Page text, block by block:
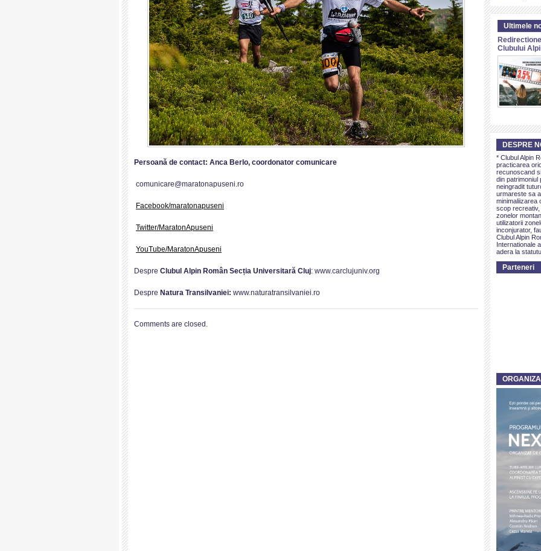
Persoană de contact: Anca Berlo, coordonator comunicare
comunicare@maratonapuseni.ro
Facebook/maratonapuseni
Twitter/MaratonApuseni
YouTube/MaratonApuseni
Despre Clubul Alpin Român Secția Universitară Cluj: www.carclujuniv.org
Despre Natura Transilvaniei: www.naturatransilvaniei.ro
Comments are closed.
Ultimele
Clubului
DESPRE
* Clubul Alpin
practicarea
recunoscand
din patrimoniul
neingradit
urmareste sa
minimaliizarea
scop
zonelor
utilizatorii
inconjurator,
Clubul Alpin
Internationale
adera la
Parteneri